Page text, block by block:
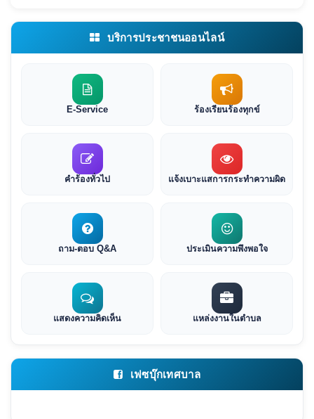
บริการประชาชนออนไลน์
E-Service ร้องเรียนร้องทุกข์
คำร้องทั่วไป แจ้งเบาะแสการกระทำความผิด
ถาม-ตอบ Q&A ประเมินความพึงพอใจ
แสดงความคิดเห็น แหล่งงานในตำบล
เฟซบุ๊กเทศบาล